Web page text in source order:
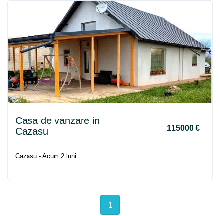
Casa de vanzare in
Cazasu
115000 €
Cazasu - Acum 2 luni
1